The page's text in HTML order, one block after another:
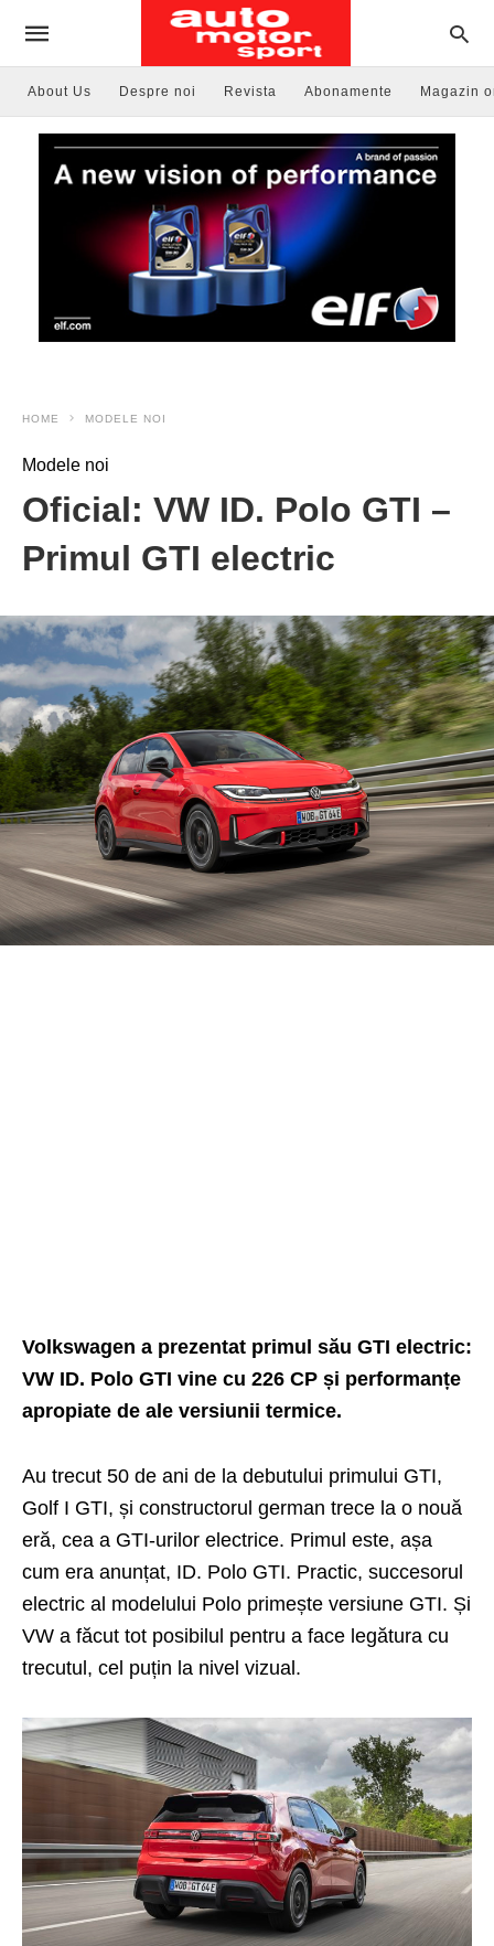
About Us Despre noi Revista Abonamente Magazin
HOME MODELE NOI
Modele noi
Oficial: VW ID. Polo GTI –
Primul GTI electric
Volkswagen a prezentat primul său GTI electric:
VW ID. Polo GTI vine cu 226 CP și performanțe
apropiate de ale versiunii termice.
Au trecut 50 de ani de la debutului primului GTI,
Golf I GTI, și constructorul german trece la o nouă
eră, cea a GTI-urilor electrice. Primul este, așa
cum era anunțat, ID. Polo GTI. Practic, succesorul
electric al modelului Polo primește versiune GTI. Și
VW a făcut tot posibilul pentru a face legătura cu
trecutul, cel puțin la nivel vizual.